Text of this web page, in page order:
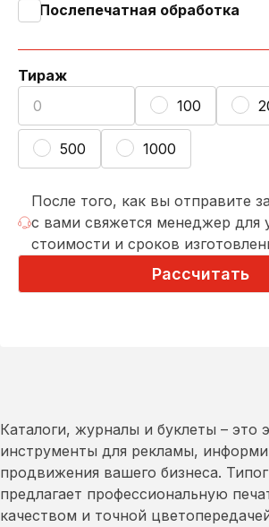
Послепечатная обработка
Тираж
100
500 1000
После того, как вы отправите
с вами свяжется менеджер для
стоимости и сроков
Рассчитать
Каталоги, журналы и буклеты – это
инструменты для рекламы,
продвижения вашего бизнеса.
предлагает профессиональную
качеством и точной